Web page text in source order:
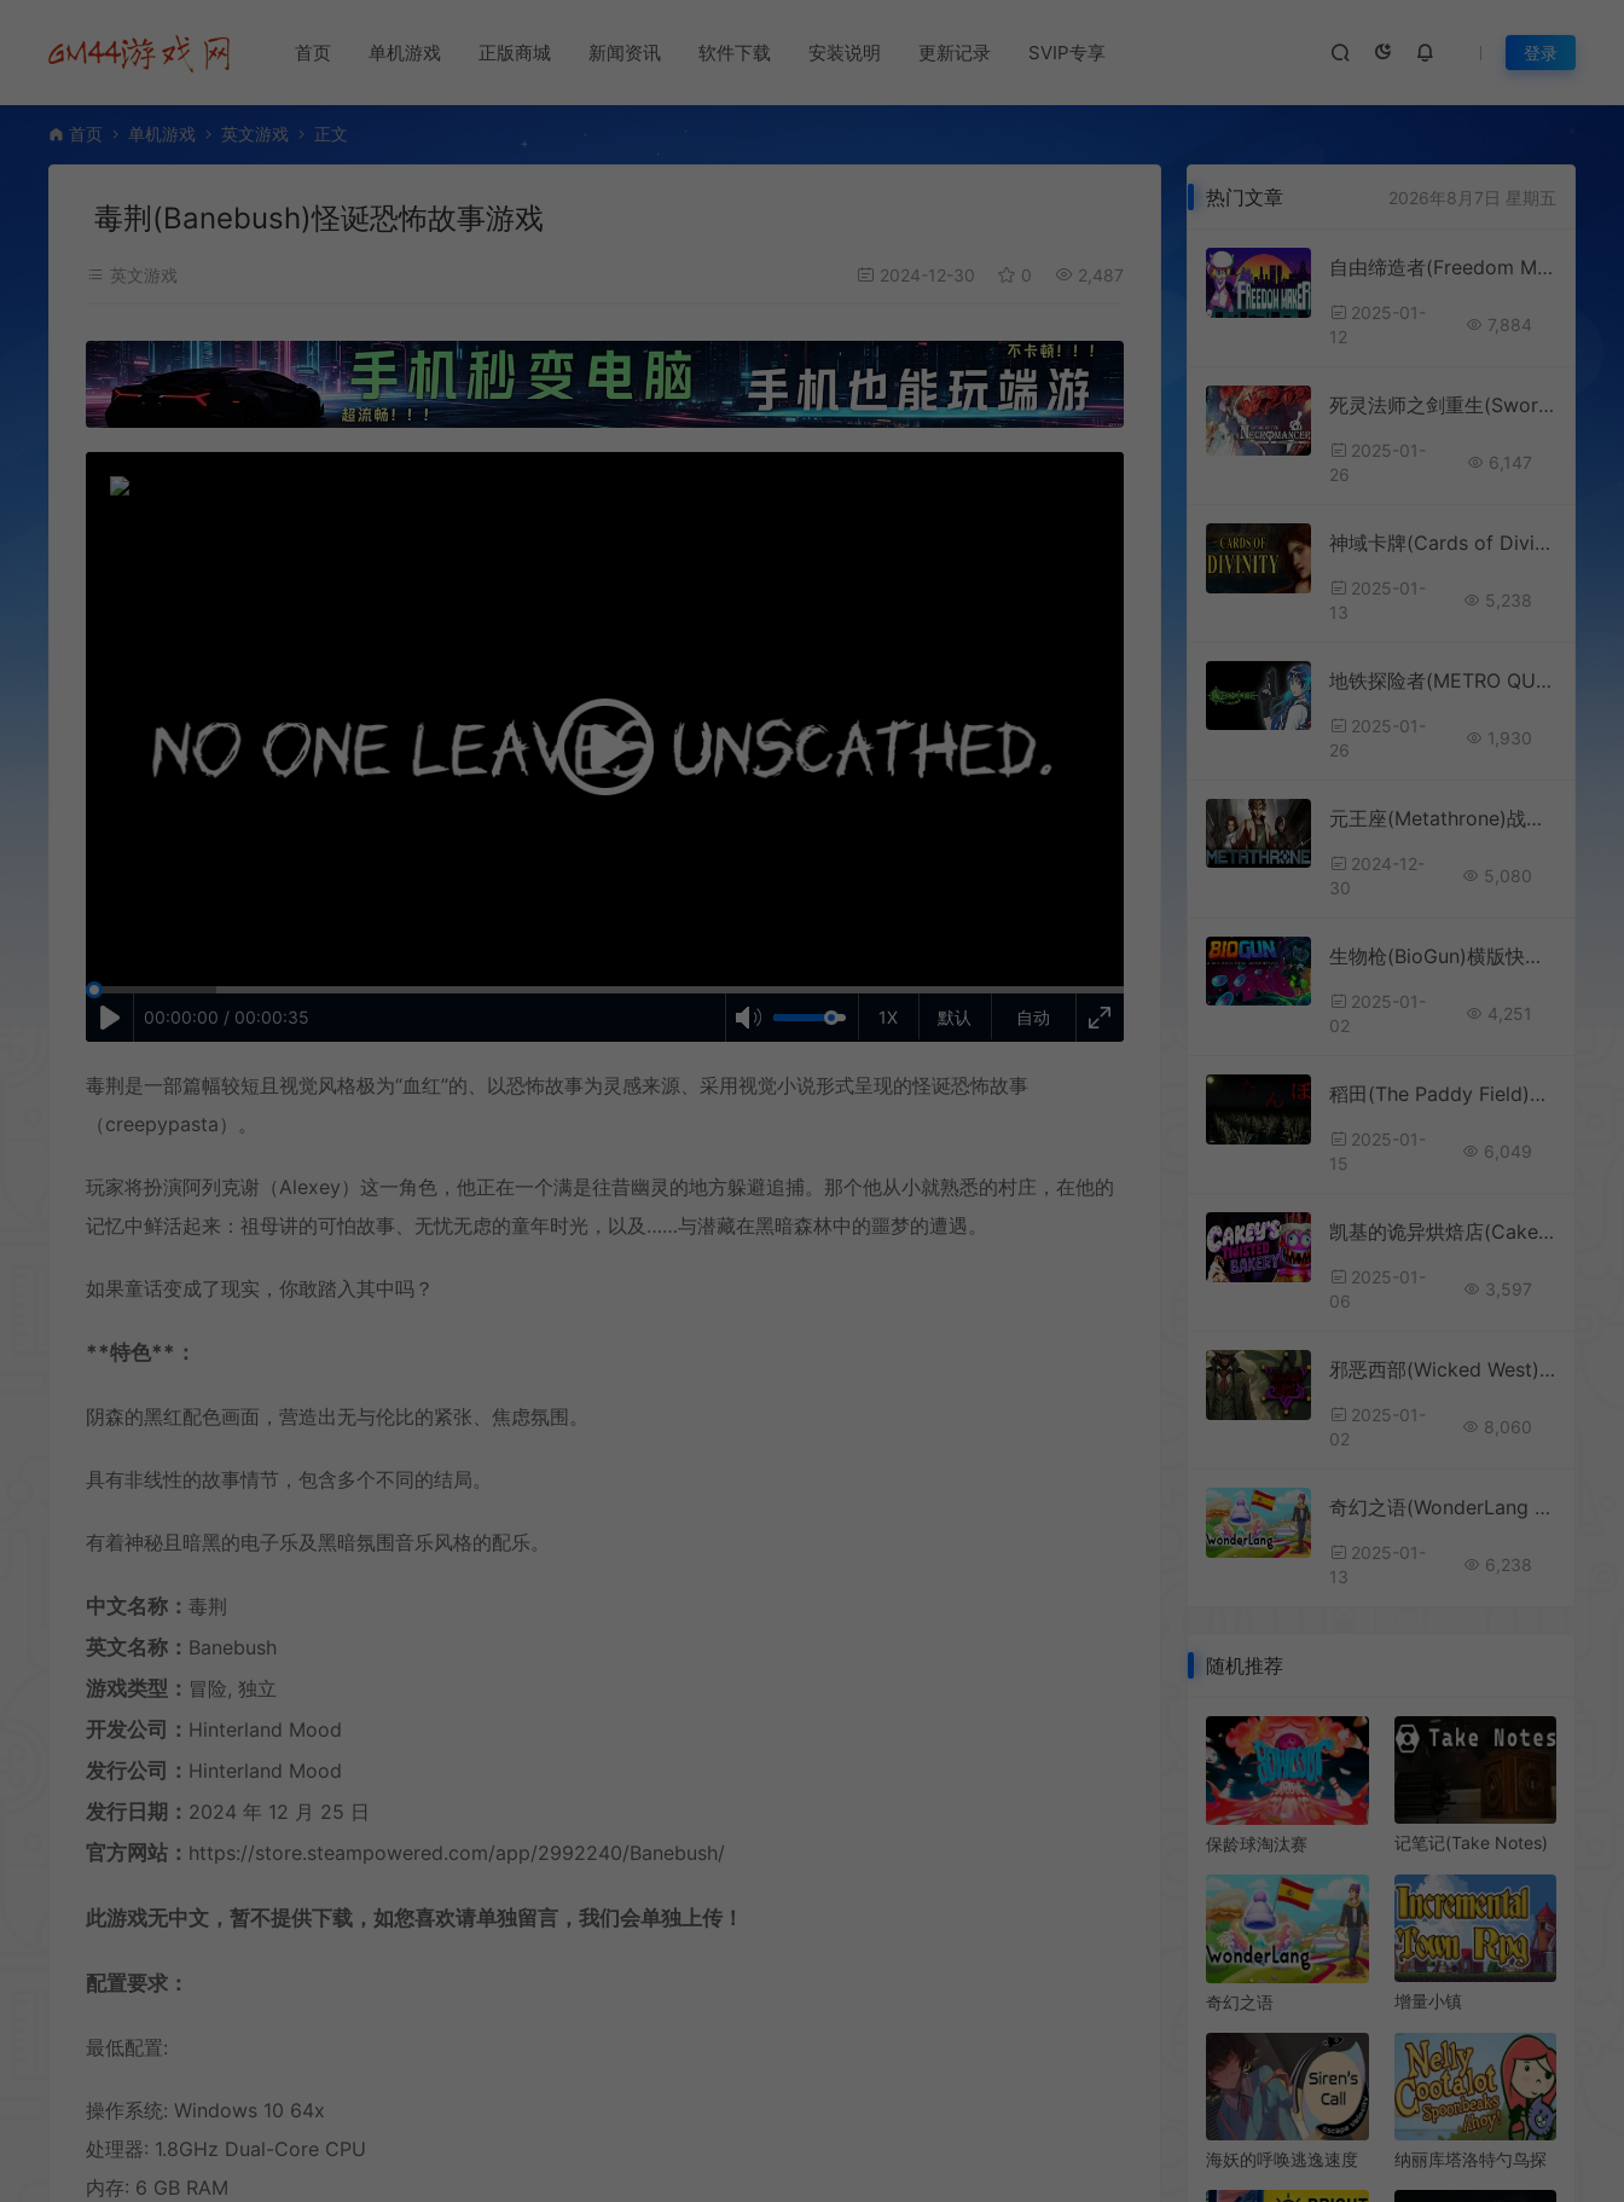
首页 单机游戏 正版商城 新闻资讯 软件下载 安装说明 更新记录 SVIP专享 登录
首页 单机游戏 英文游戏 正文
毒荆(Banebush)怪诞恐怖故事游戏
英文游戏 2024-12-30 0 2,487
自动
1X 默认
00:00:00 / 00:00:35
毒荆是一部篇幅较短且视觉风格极为“血红”的、以恐怖故事为灵感来源、采用视觉小说形式呈现的怪诞恐怖故事
（creepypasta）。
玩家将扮演阿列克谢（Alexey）这一角色，他正在一个满是往昔幽灵的地方躲避追捕。那个他从小就熟悉的村庄，在他的
记忆中鲜活起来：祖母讲的可怕故事、无忧无虑的童年时光，以及……与潜藏在黑暗森林中的噩梦的遭遇。
如果童话变成了现实，你敢踏入其中吗？
**特色**：
阴森的黑红配色画面，营造出无与伦比的紧张、焦虑氛围。
具有非线性的故事情节，包含多个不同的结局。
有着神秘且暗黑的电子乐及黑暗氛围音乐风格的配乐。
中文名称： 毒荆
英文名称： Banebush
游戏类型： 冒险, 独立
开发公司： Hinterland Mood
发行公司： Hinterland Mood
发行日期： 2024 年 12 月 25 日
官方网站： https://store.steampowered.com/app/2992240/Banebush/
此游戏无中文，暂不提供下载，如您喜欢请单独留言，我们会单独上传！
配置要求：
最低配置:
操作系统: Windows 10 64x
处理器: 1.8GHz Dual-Core CPU
内存: 6 GB RAM
热门文章 2026年8月7日 星期五
自由缔造者(Freedom Maker)卡牌构建动作游戏|下载
2025-01-
12
7,884
死灵法师之剑重生(Sword of the Necromancer: Resurrection)动作ARPG游戏|下载
2025-01-
26
6,147
神域卡牌(Cards of Divinity)希腊神话Roguelike卡牌游戏|下载
2025-01-
13
5,238
地铁探险者(METRO QUESTER)地下城探索RPG游戏|下载
2025-01-
26
1,930
元王座(Metathrone)战术对战策略游戏 介绍
2024-12-
30
5,080
生物枪(BioGun)横版快节奏动作射击游戏
2025-01-
02
4,251
稻田(The Paddy Field)步行模拟恐怖游戏|下载
2025-01-
15
6,049
凯基的诡异烘焙店(Cakeys Twisted Bakery)第一人称恐怖解谜游戏
2025-01-
06
3,597
邪恶西部(Wicked West)俯视角动作射击游戏
2025-01-
02
8,060
奇幻之语(WonderLang Spanish)语言教育学习RPG游戏|下载
2025-01-
13
6,238
随机推荐
保龄球淘汰赛
称PvE保龄球游戏|下
载
记笔记(Take Notes)
奇幻之语
Spanish)语言教育学
习RPG游戏|下载
增量小镇
Town RPG)基地建设
RPG游戏|中文|攻略|
视频|免费下载
海妖的呼唤逃逸速度
纳丽库塔洛特勺鸟探